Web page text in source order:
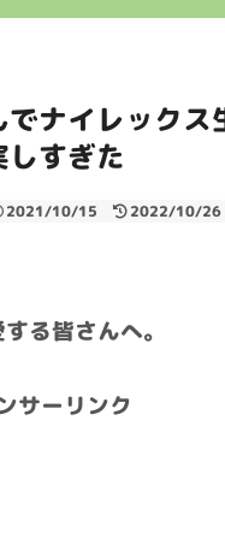
ナイレックス
すぎた
2021/10/15 2022/10/26
る皆さんへ。
サーリンク